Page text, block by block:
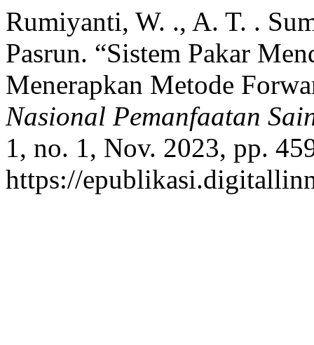
Rumiyanti, W. ., A. T. .
Pasrun. “Sistem Pakar
Menerapkan Metode
Nasional Pemanfaatan
1, no. 1, Nov. 2023, pp.
https://